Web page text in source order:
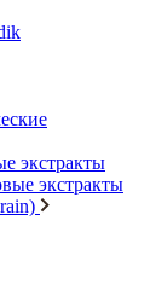
экстракты
экстракты